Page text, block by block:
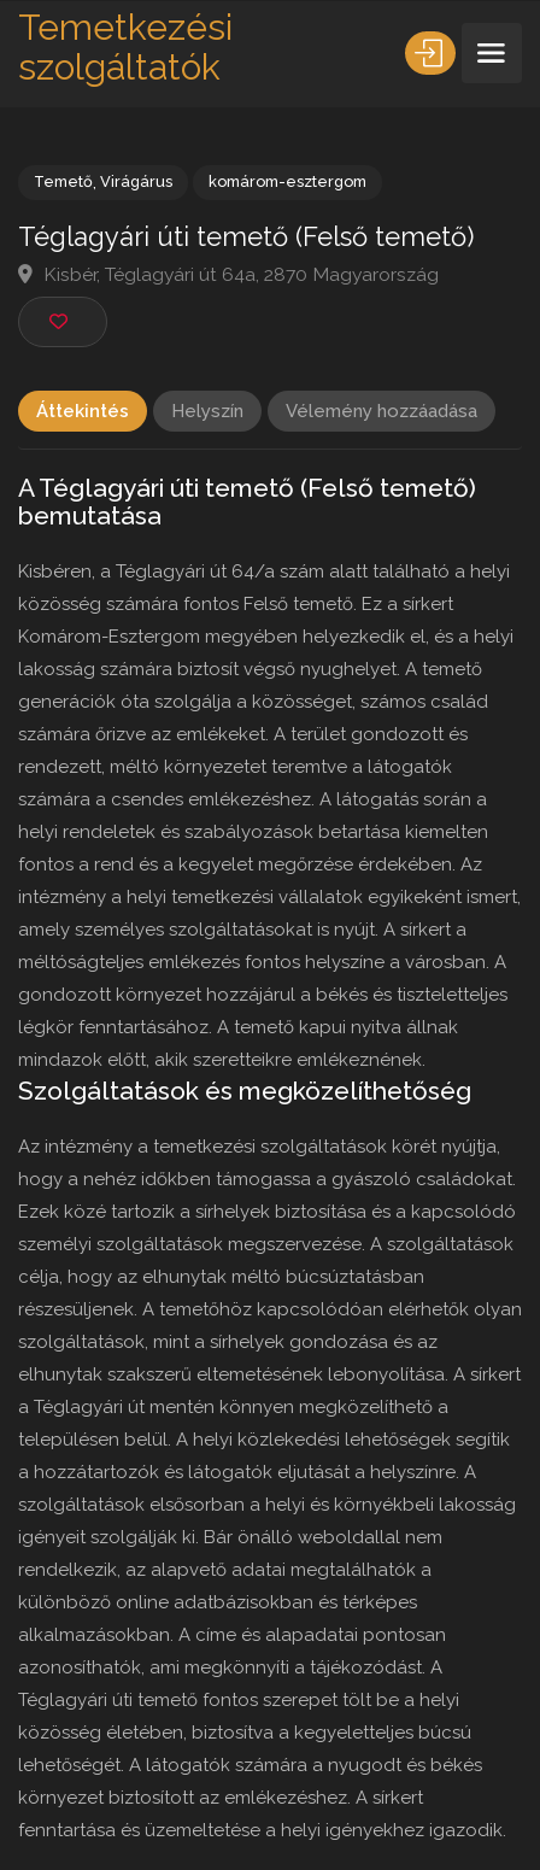
Temetkezési
szolgáltatók
Téglagyári úti temető (Felső temető)
Kisbér, Téglagyári út 64a, 2870 Magyarország
Áttekintés Helyszín Vélemény hozzáadása
A Téglagyári úti temető (Felső temető)
bemutatása
Kisbéren, a Téglagyári út 64/a szám alatt található a helyi
közösség számára fontos Felső temető. Ez a sírkert
Komárom-Esztergom megyében helyezkedik el, és a helyi
lakosság számára biztosít végső nyughelyet. A temető
generációk óta szolgálja a közösséget, számos család
számára őrizve az emlékeket. A terület gondozott és
rendezett, méltó környezetet teremtve a látogatók
számára a csendes emlékezéshez. A látogatás során a
helyi rendeletek és szabályozások betartása kiemelten
fontos a rend és a kegyelet megőrzése érdekében. Az
intézmény a helyi temetkezési vállalatok egyikeként ismert,
amely személyes szolgáltatásokat is nyújt. A sírkert a
méltóságteljes emlékezés fontos helyszíne a városban. A
gondozott környezet hozzájárul a békés és tiszteletteljes
légkör fenntartásához. A temető kapui nyitva állnak
mindazok előtt, akik szeretteikre emlékeznének.
Szolgáltatások és megközelíthetőség
Az intézmény a temetkezési szolgáltatások körét nyújtja,
hogy a nehéz időkben támogassa a gyászoló családokat.
Ezek közé tartozik a sírhelyek biztosítása és a kapcsolódó
személyi szolgáltatások megszervezése. A szolgáltatások
célja, hogy az elhunytak méltó búcsúztatásban
részesüljenek. A temetőhöz kapcsolódóan elérhetők olyan
szolgáltatások, mint a sírhelyek gondozása és az
elhunytak szakszerű eltemetésének lebonyolítása. A sírkert
a Téglagyári út mentén könnyen megközelíthető a
településen belül. A helyi közlekedési lehetőségek segítik
a hozzátartozók és látogatók eljutását a helyszínre. A
szolgáltatások elsősorban a helyi és környékbeli lakosság
igényeit szolgálják ki. Bár önálló weboldallal nem
rendelkezik, az alapvető adatai megtalálhatók a
különböző online adatbázisokban és térképes
alkalmazásokban. A címe és alapadatai pontosan
azonosíthatók, ami megkönnyíti a tájékozódást. A
Téglagyári úti temető fontos szerepet tölt be a helyi
közösség életében, biztosítva a kegyeletteljes búcsú
lehetőségét. A látogatók számára a nyugodt és békés
környezet biztosított az emlékezéshez. A sírkert
fenntartása és üzemeltetése a helyi igényekhez igazodik.